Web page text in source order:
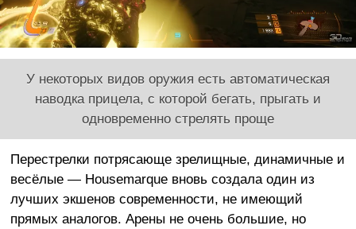
У некоторых видов оружия есть автоматическая
наводка прицела, с которой бегать, прыгать и
одновременно стрелять проще
Перестрелки потрясающе зрелищные, динамичные и
весёлые — Housemarque вновь создала один из
лучших экшенов современности, не имеющий
прямых аналогов. Арены не очень большие, но